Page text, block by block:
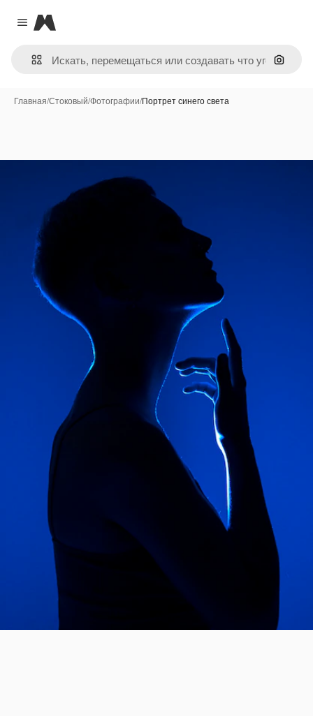
Close menu
Magnific
Поиск
Главная/Стоковый/Фотографии/Портрет синего света